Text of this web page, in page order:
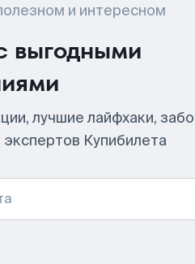
и интересном
выгодными
лучшие лайфхаки,
Купибилета